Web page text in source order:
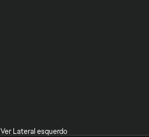
Ver Lateral esquerdo